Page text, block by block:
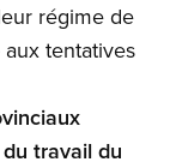
régime de
tentatives
travail du